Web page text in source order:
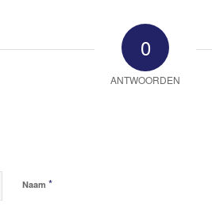
0
ANTWOORDEN
Naam *